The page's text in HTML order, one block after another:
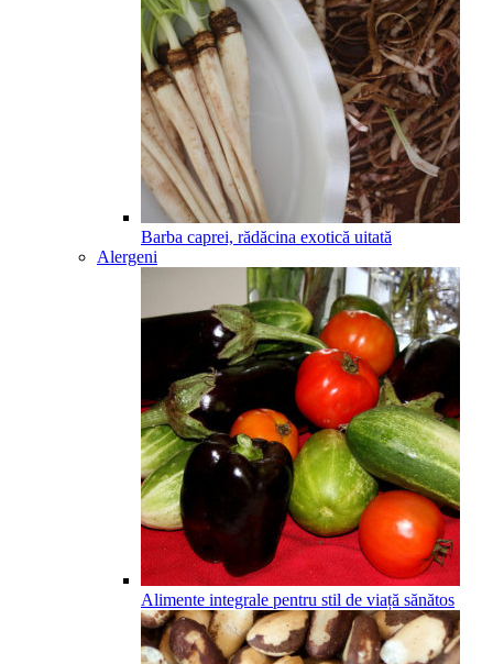
Barba caprei, rădăcina exotică uitată
Alergeni
Alimente integrale pentru stil de viață sănătos